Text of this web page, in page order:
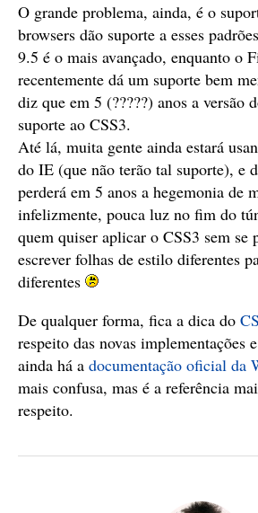
O grande problema, ainda, é o
browsers dão suporte a esses
9.5 é o mais avançado, enquanto o
recentemente dá um suporte bem
diz que em 5 (?????) anos a versão
suporte ao CSS3.
Até lá, muita gente ainda estará
do IE (que não terão tal suporte), e
perderá em 5 anos a hegemonia de
infelizmente, pouca luz no fim do
quem quiser aplicar o CSS3 sem se
escrever folhas de estilo diferentes
diferentes
De qualquer forma, fica a dica do
respeito das novas implementações
ainda há a documentação oficial da
mais confusa, mas é a referência
respeito.